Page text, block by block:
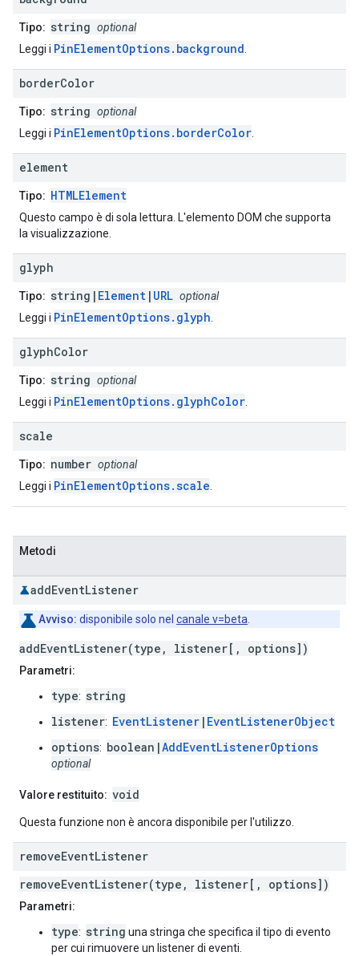
Tipo: string optional
Leggi i PinElementOptions.background.
borderColor
Tipo: string optional
Leggi i PinElementOptions.borderColor.
element
Tipo: HTMLElement
Questo campo è di sola lettura. L'elemento DOM che supporta
la visualizzazione.
glyph
Tipo: string| Element | URL optional
Leggi i PinElementOptions.glyph.
glyphColor
Tipo: string optional
Leggi i PinElementOptions.glyphColor.
scale
Tipo: number optional
Leggi i PinElementOptions.scale.
Metodi
addEventListener
Avviso: disponibile solo nel canale v=beta.
addEventListener(type, listener[, options])
Parametri:
type: string
listener: EventListener | EventListenerObject
options: boolean|AddEventListenerOptions
optional
Valore restituito: void
Questa funzione non è ancora disponibile per l'utilizzo.
removeEventListener
removeEventListener(type, listener[, options])
Parametri:
type: string una stringa che specifica il tipo di evento
per cui rimuovere un listener di eventi.